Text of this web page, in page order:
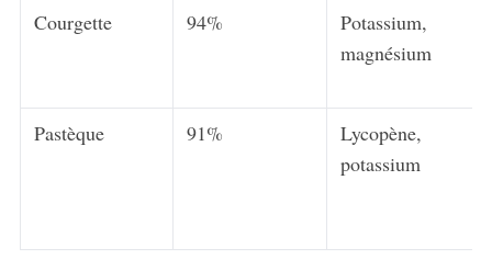
Courgette
94%
Potassium,
magnésium
Pastèque 91%
Lycopène,
potassium